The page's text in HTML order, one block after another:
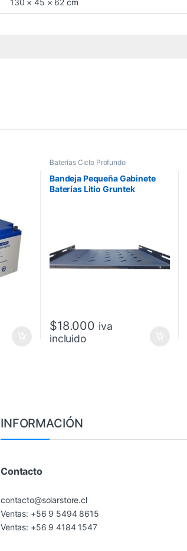
Baterías Ciclo Profundo
Bandeja Pequeña Gabinete
Baterías Litio Gruntek
$18.000 iva
incluido
INFORMACIÓN
Contacto
contacto@solarstore.cl
Ventas: +56 9 5494 8615
Ventas: +56 9 4184 1547